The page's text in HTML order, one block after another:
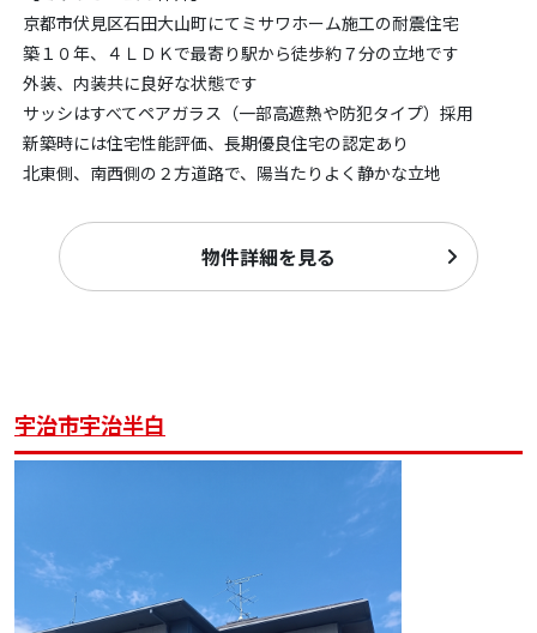
京都市伏見区石田大山町にてミサワホーム施工の耐震住宅
築１０年、４ＬＤＫで最寄り駅から徒歩約７分の立地です
外装、内装共に良好な状態です
サッシはすべてペアガラス（一部高遮熱や防犯タイプ）採用
新築時には住宅性能評価、長期優良住宅の認定あり
北東側、南西側の２方道路で、陽当たりよく静かな立地
物件詳細を見る
宇治市宇治半白